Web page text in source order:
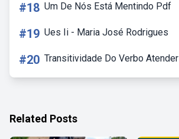
#18 Um De Nós Está Mentindo Pdf
#19 Ues Ii - Maria José Rodrigues
#20 Transitividade Do Verbo Atender
Related Posts